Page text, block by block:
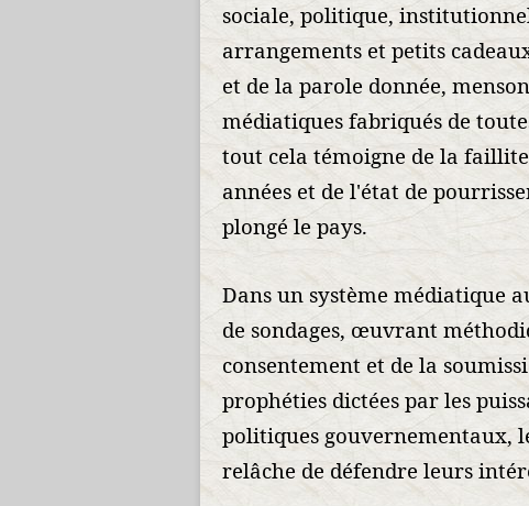
sociale, politique,
arrangements et petits
et de la parole donnée,
médiatiques fabriqués de
tout cela témoigne de la
années et de l'état de
plongé le pays.
Dans un système médiatique
de sondages, œuvrant
consentement et de la
prophéties dictées par les
politiques gouvernementaux,
relâche de défendre leurs